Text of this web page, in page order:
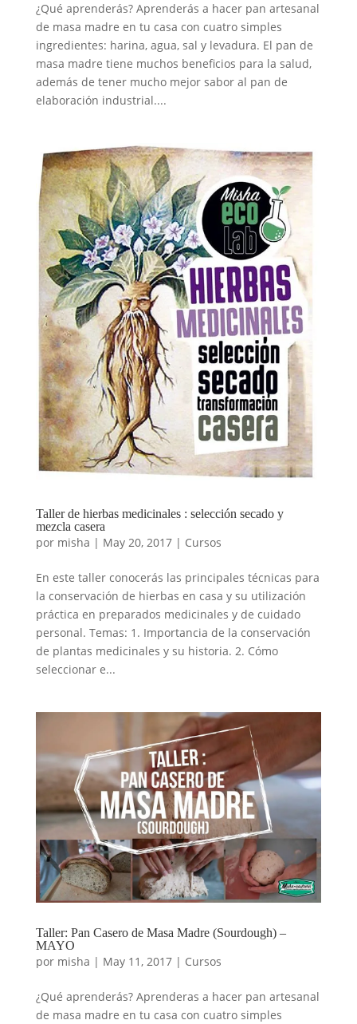
¿Qué aprenderás? Aprenderás a hacer pan artesanal
de masa madre en tu casa con cuatro simples
ingredientes: harina, agua, sal y levadura. El pan de
masa madre tiene muchos beneficios para la salud,
además de tener mucho mejor sabor al pan de
elaboración industrial....
Taller de hierbas medicinales : selección secado y
mezcla casera
por misha | May 20, 2017| Cursos
En este taller conocerás las principales técnicas para
la conservación de hierbas en casa y su utilización
práctica en preparados medicinales y de cuidado
personal. Temas: 1. Importancia de la conservación
de plantas medicinales y su historia. 2. Cómo
seleccionar e...
Taller: Pan Casero de Masa Madre (Sourdough) –
MAYO
por misha | May 11, 2017| Cursos
¿Qué aprenderás? Aprenderas a hacer pan artesanal
de masa madre en tu casa con cuatro simples